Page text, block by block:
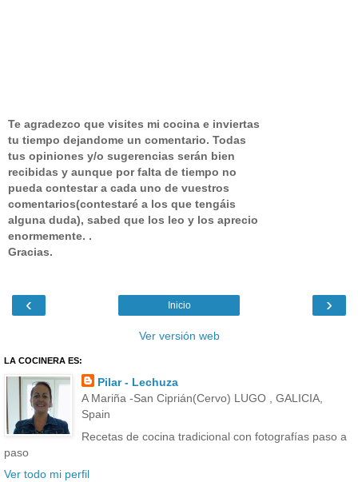
Te agradezco que visites mi cocina e inviertas
tu tiempo dejandome un comentario. Todas
tus opiniones y/o sugerencias serán bien
recibidas y aunque por falta de tiempo no
pueda contestar a cada uno de vuestros
comentarios(contestaré a los que tengáis
alguna duda), sabed que los leo y los aprecio
enormemente. .
Gracias.
‹ ›
Inicio
Ver versión web
LA COCINERA ES:
Pilar - Lechuza
A Mariña -San Ciprián(Cervo) LUGO , GALICIA,
Spain
Recetas de cocina tradicional con fotografías paso a
paso
Ver todo mi perfil